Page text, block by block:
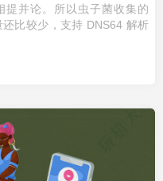
提并论。所以虫子菌收集的
比较少，支持 DNS64 解析